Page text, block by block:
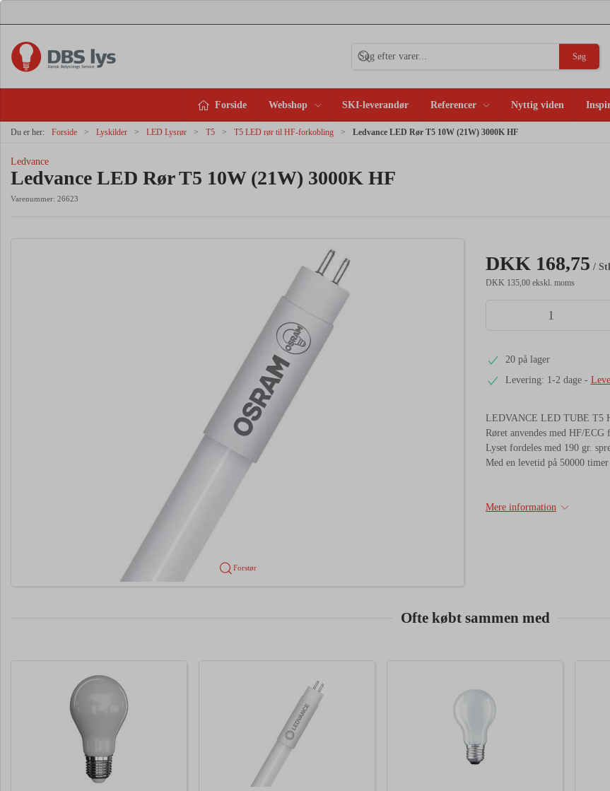
Søg
Forside Webshop SKI-leverandør Referencer Nyttig viden
Du er her: Forside Lyskilder LED Lysrør T5 T5 LED rør til HF-forkobling Ledvance LED Rør T5 10W (21W) 3000K HF
Ledvance
Ledvance LED Rør T5 10W (21W) 3000K HF
Varenummer: 26623
Forstør
DKK 168,75 /
DKK 135,00 ekskl. moms
20 på lager
Levering: 1-2 dage-
LEDVANCE LED TUBE T5
Røret anvendes med HF/
Lyset fordeles med 190 gr.
Med en levetid på 50000
Mere information
Ofte købt sammen med